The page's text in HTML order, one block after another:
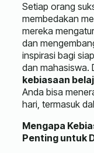
Setiap orang
membedakan
mereka
dan
inspirasi bagi
dan mahasiswa.
kebiasaan
Anda bisa
hari, termasuk
Mengapa
Penting untuk